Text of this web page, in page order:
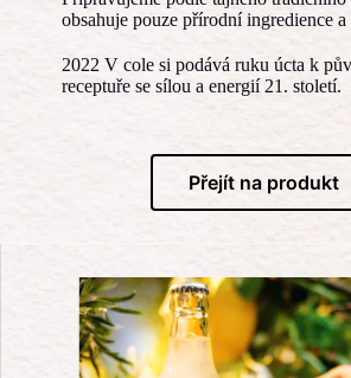
obsahuje pouze přírodní ingredience
2022 V cole si podává ruku úcta k
receptuře se sílou a energií 21. století.
Přejít na produkt